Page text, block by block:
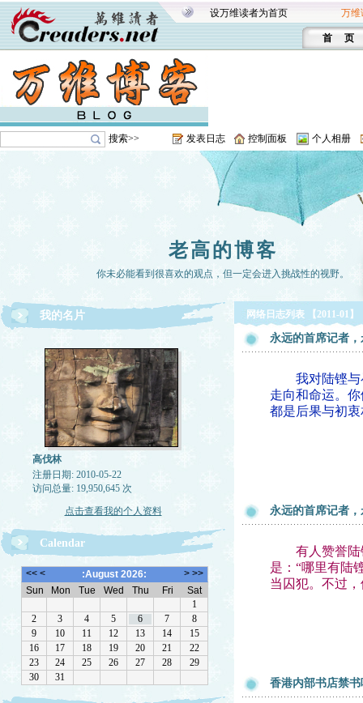
设万维读者为首页 万维
首 页
搜索>> 发表日志 控制面板 个人相册
老高的博客
你未必能看到很喜欢的观点，但一定会进入挑战性的视野。
我的名片
高伐林
注册日期: 2010-05-22
访问总量: 19,950,645 次
点击查看我的个人资料
Calendar
网络日志列表 【2011-01】
永远的首席记者
我对陆铿与崔
走向和命运。
都是后果与初
永远的首席记者
有人赞誉陆铿
是：“哪里有陆
当囚犯。不过
香港内部书店禁书